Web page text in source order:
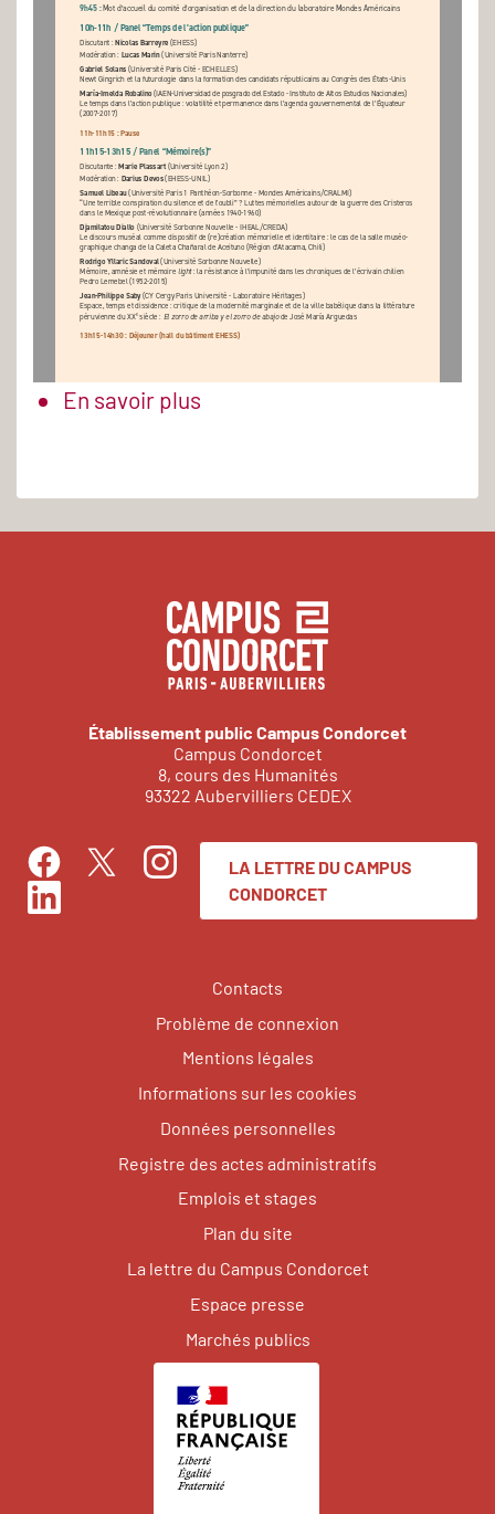
9h45 : Mot d’accueil du comité d’organisation et de la direction du laboratoire Mondes Américains
10h-11h / Panel “Temps de l’action publique”
Discutant : Nicolas Barreyre (EHESS)
Modération : Lucas Marin (Université Paris Nanterre)
Gabriel Solans (Université Paris Cité - ECHELLES)
Newt Gingrich et la futurologie dans la formation des candidats républicains au Congrès des États-Unis
María-Imelda Robalino (IAEN-Universidad de posgrado del Estado - Instituto de Altos Estudios Nacionales)
Le temps dans l’action publique : volatilité et permanence dans l’agenda gouvernemental de l’Équateur
(2007-2017)
11h-11h15 : Pause
11h15-13h15 / Panel “Mémoire(s)”
Discutante : Marie Plassart (Université Lyon 2)
Modération : Darius Devos (EHESS-UNIL)
Samuel Libeau (Université Paris 1 Panthéon-Sorbonne - Mondes Américains/CRALMI)
“Une terrible conspiration du silence et de l’oubli” ? Luttes mémorielles autour de la guerre des Cristeros
dans le Mexique post-révolutionnaire (années 1940-1960)
Djamilatou Diallo (Université Sorbonne Nouvelle - IHEAL/CREDA)
Le discours muséal comme dispositif de (re)création mémorielle et identitaire : le cas de la salle muséo-
graphique changa de la Caleta Chañaral de Aceituno (Région d’Atacama, Chili)
Rodrigo Yllaric Sandoval (Université Sorbonne Nouvelle)
Mémoire, amnésie et mémoire light : la résistance à l’impunité dans les chroniques de l’écrivain chilien
Pedro Lemebel (1952-2015)
Jean-Philippe Saby (CY Cergy Paris Université - Laboratoire Héritages)
Espace, temps et dissidence : critique de la modernité marginale et de la ville babélique dans la littérature
péruvienne du XXe siècle : El zorro de arriba y el zorro de abajo de José María Arguedas
13h15-14h30 : Déjeuner (hall du bâtiment EHESS)
En savoir plus
Établissement public Campus Condorcet
Campus Condorcet
8, cours des Humanités
93322 Aubervilliers CEDEX
FacebookTwitterInstagram
LinkedIn
LA LETTRE DU CAMPUS
CONDORCET
Contacts
Problème de connexion
Mentions légales
Informations sur les cookies
Données personnelles
Registre des actes administratifs
Emplois et stages
Plan du site
La lettre du Campus Condorcet
Espace presse
Marchés publics